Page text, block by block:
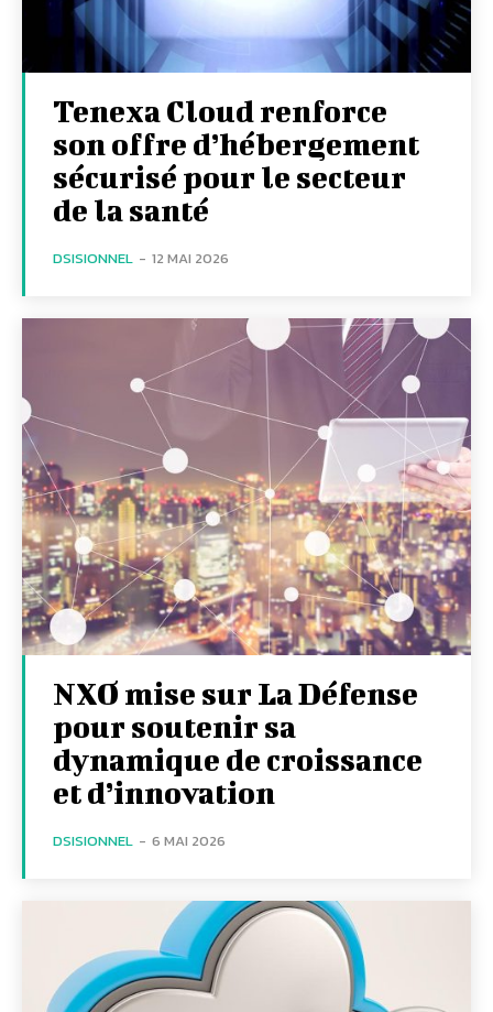
Tenexa Cloud renforce
son offre d’hébergement
sécurisé pour le secteur
de la santé
DSISIONNEL - 12 MAI 2026
NXO mise sur La Défense
pour soutenir sa
dynamique de croissance
et d’innovation
DSISIONNEL - 6 MAI 2026